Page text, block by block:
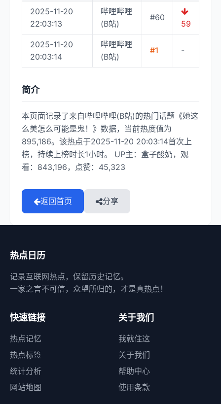
2025-11-20
22:03:13
哔哩哔哩
(B站)
#60
59
2025-11-20
20:03:14
哔哩哔哩
(B站)
#1 -
简介
本页面记录了来自哔哩哔哩(B站)的热门话题《她这
么美怎么可能是鬼！》数据，当前热度值为
895,186。该热点于2025-11-20 20:03:14首次上
榜，持续上榜时长1小时。 UP主：盒子酸奶，观
看：843,196，点赞：45,323
返回首页 分享
热点日历
记录互联网热点，保留历史记忆。
一家之言不可信，众望所归的，才是真热点！
快速链接
热点记忆
热点标签
统计分析
网站地图
关于我们
我就住这
关于我们
帮助中心
使用条款